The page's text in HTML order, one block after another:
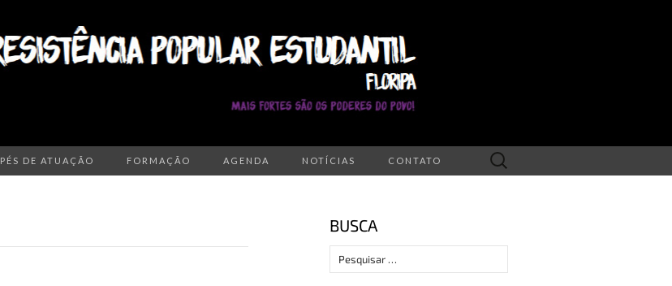
PÉS DE ATUAÇÃO FORMAÇÃO AGENDA NOTÍCIAS CONTATO
Pesquisar
por:
BUSCA
Pesquisar
por: